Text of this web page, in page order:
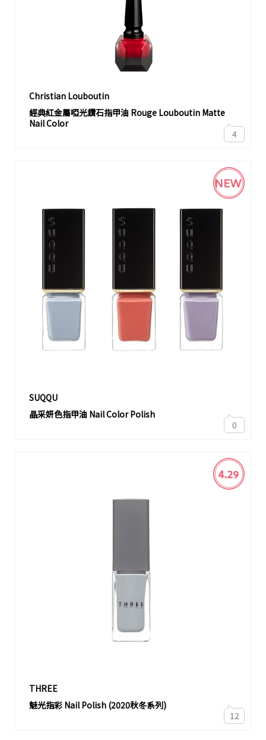
Christian Louboutin
經典紅金屬啞光鑽石指甲油 Rouge Louboutin Matte
Nail Color
4
SUQQU
晶采妍色指甲油 Nail Color Polish
NEW
0
THREE
魅光指彩 Nail Polish (2020秋冬系列)
4.29
12